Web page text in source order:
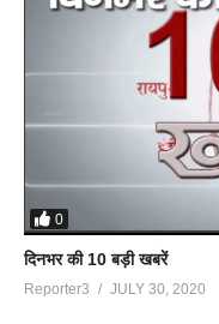
0
दिनभर की 10 बड़ी खबरें
Reporter3 JULY 30, 2020